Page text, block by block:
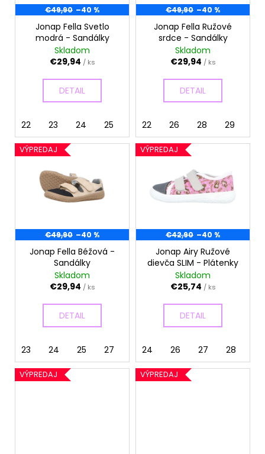
u
r €49,90 –40 %
Jonap Fella Svetlo
modrá - Sandálky
Skladom
€29,94 / ks
DETAIL
22 23 24 25
€49,90 –40 %
Jonap Fella Ružové
srdce - Sandálky
Skladom
€29,94 / ks
DETAIL
22 26 28 29
VÝPREDAJ
€49,90 –40 %
Jonap Fella Béžová -
Sandálky
Skladom
€29,94 / ks
DETAIL
23 24 25 27
VÝPREDAJ
€42,90 –40 %
Jonap Airy Ružové
dievča SLIM - Plátenky
Skladom
€25,74 / ks
DETAIL
24 26 27 28
VÝPREDAJ VÝPREDAJ
á
HĽADAŤ
o
r